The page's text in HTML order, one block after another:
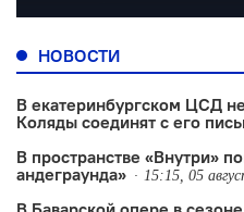
НОВОСТИ
В екатеринбургском ЦСД
Коляды соединят с его
В пространстве «Внутри»
андеграунда»
15:15, 05